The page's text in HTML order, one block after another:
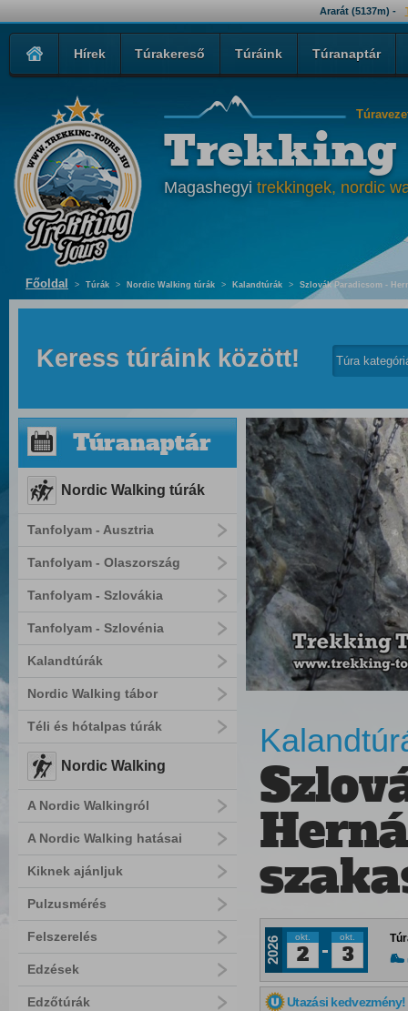
Ararát (5137m) -
Hírek Túrakereső Túráink Túranaptár
Trekking
Magashegyi trekkingek, nordic
Főoldal > Túrák > Nordic Walking túrák > Kalandtúrák > Szlovák Paradicsom -
Keress túráink között!
Túranaptár
Nordic Walking túrák
Tanfolyam - Ausztria
Tanfolyam - Olaszország
Tanfolyam - Szlovákia
Tanfolyam - Szlovénia
Kalandtúrák
Nordic Walking tábor
Téli és hótalpas túrák
Nordic Walking
A Nordic Walkingról
A Nordic Walking hatásai
Kiknek ajánljuk
Pulzusmérés
Felszerelés
Edzések
Edzőtúrák
2026 okt.
2
okt.
3
Utazási kedvezmény!